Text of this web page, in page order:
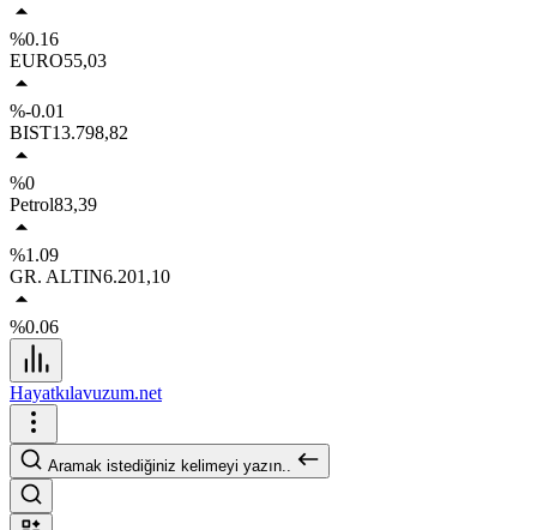
%0.16
EURO55,03
%-0.01
BIST13.798,82
%0
Petrol83,39
%1.09
GR. ALTIN6.201,10
%0.06
Hayatkılavuzum.net
Aramak istediğiniz kelimeyi yazın..